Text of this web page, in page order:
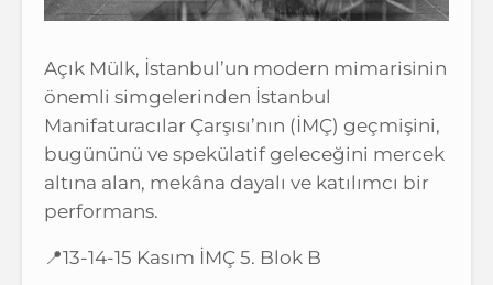
Açık Mülk, İstanbul’un modern mimarisinin
önemli simgelerinden İstanbul
Manifaturacılar Çarşısı’nın (İMÇ) geçmişini,
bugününü ve spekülatif geleceğini mercek
altına alan, mekâna dayalı ve katılımcı bir
performans.
📍13-14-15 Kasım İMÇ 5. Blok B